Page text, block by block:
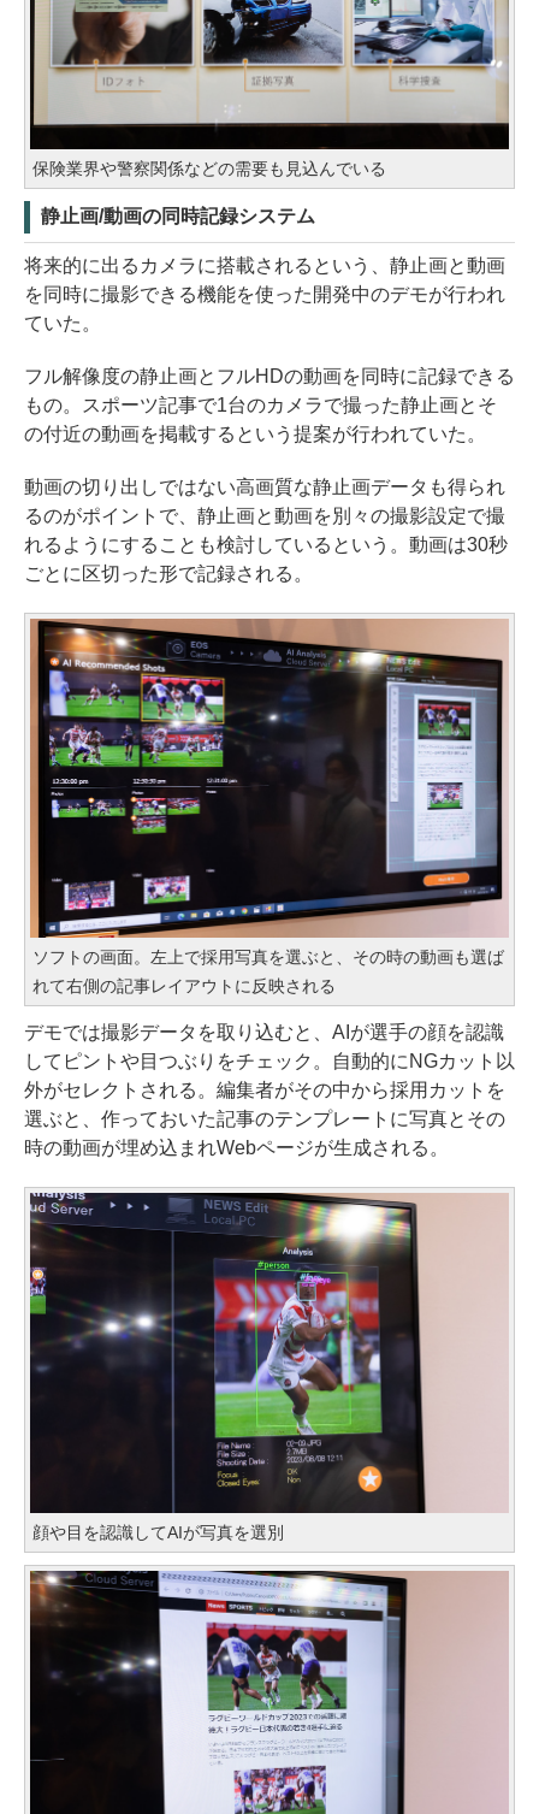
保険業界や警察関係などの需要も見込んでいる
静止画/動画の同時記録システム
将来的に出るカメラに搭載されるという、静止画と動画
を同時に撮影できる機能を使った開発中のデモが行われ
ていた。
フル解像度の静止画とフルHDの動画を同時に記録できる
もの。スポーツ記事で1台のカメラで撮った静止画とそ
の付近の動画を掲載するという提案が行われていた。
動画の切り出しではない高画質な静止画データも得られ
るのがポイントで、静止画と動画を別々の撮影設定で撮
れるようにすることも検討しているという。動画は30秒
ごとに区切った形で記録される。
ソフトの画面。左上で採用写真を選ぶと、その時の動画も選ば
れて右側の記事レイアウトに反映される
デモでは撮影データを取り込むと、AIが選手の顔を認識
してピントや目つぶりをチェック。自動的にNGカット以
外がセレクトされる。編集者がその中から採用カットを
選ぶと、作っておいた記事のテンプレートに写真とその
時の動画が埋め込まれWebページが生成される。
顔や目を認識してAIが写真を選別